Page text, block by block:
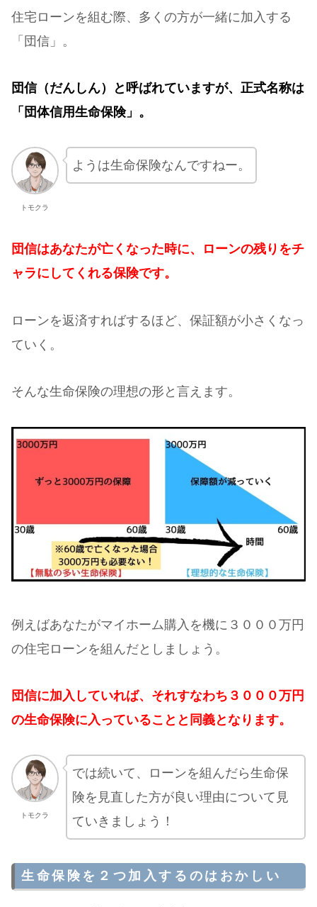
住宅ローンを組む際、多くの方が一緒に加入する
「団信」。
団信（だんしん）と呼ばれていますが、正式名称は
「団体信用生命保険」。
トモクラ
ようは生命保険なんですねー。
団信はあなたが亡くなった時に、ローンの残りをチ
ャラにしてくれる保険です。
ローンを返済すればするほど、保証額が小さくなっ
ていく。
そんな生命保険の理想の形と言えます。
例えばあなたがマイホーム購入を機に３０００万円
の住宅ローンを組んだとしましょう。
団信に加入していれば、それすなわち３０００万円
の生命保険に入っていることと同義となります。
トモクラ
では続いて、ローンを組んだら生命保
険を見直した方が良い理由について見
ていきましょう！
生命保険を２つ加入するのはおかしい